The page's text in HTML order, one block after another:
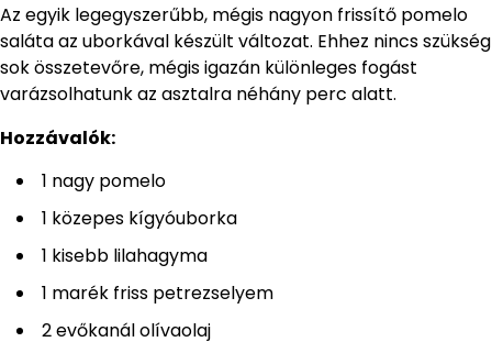
Az egyik legegyszerűbb, mégis nagyon frissítő pomelo
saláta az uborkával készült változat. Ehhez nincs szükség
sok összetevőre, mégis igazán különleges fogást
varázsolhatunk az asztalra néhány perc alatt.
Hozzávalók:
1 nagy pomelo
1 közepes kígyóuborka
1 kisebb lilahagyma
1 marék friss petrezselyem
2 evőkanál olívaolaj